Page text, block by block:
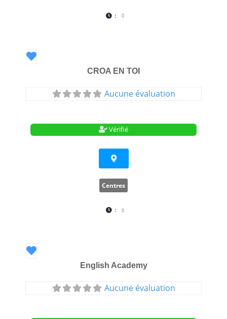
:
Favori
CROA EN TOI
Aucune évaluation
Vérifié
Centres
:
Favori
English Academy
Aucune évaluation